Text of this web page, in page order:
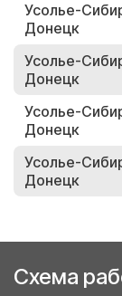
Усолье-
Донецк
Усолье-
Донецк
Усолье-
Донецк
Усолье-
Донецк
Схема